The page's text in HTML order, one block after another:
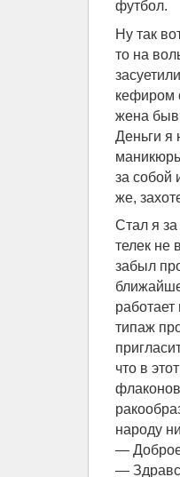
футбол.
Ну так
то на
кефиром
жена
Деньги я
за собой
же,
Стал я
телек не
забыл
типаж
что в
народу
—
—